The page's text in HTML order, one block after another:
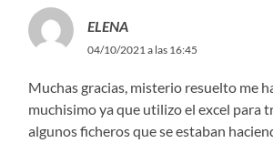
ELENA
04/10/2021 a las 16:45
Muchas gracias, misterio resuelto me
muchisimo ya que utilizo el excel para
algunos ficheros que se estaban